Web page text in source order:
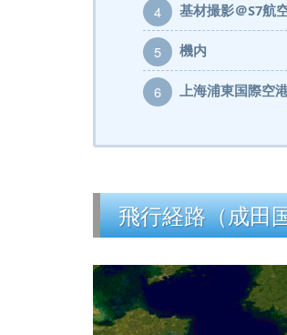
4 基材撮影＠S7航
5 機内
6 上海浦東国際空
飛行経路（成田